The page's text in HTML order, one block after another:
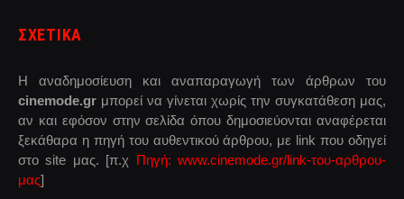
ΣΧΕΤΙΚΑ
Η αναδημοσίευση και αναπαραγωγή των άρθρων του
cinemode.gr μπορεί να γίνεται χωρίς την συγκατάθεση μας,
αν και εφόσον στην σελίδα όπου δημοσιεύονται αναφέρεται
ξεκάθαρα η πηγή του αυθεντικού άρθρου, με link που οδηγεί
στο site μας. [π.χ Πηγή: www.cinemode.gr/link-του-αρθρου-
μας]